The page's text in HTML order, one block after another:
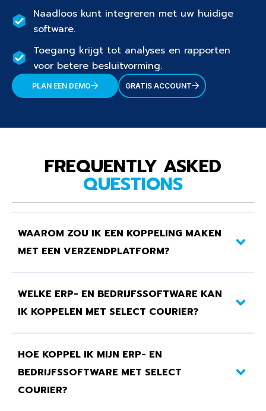
Naadloos kunt integreren met uw huidige
software.
Toegang krijgt tot analyses en rapporten
voor betere besluitvorming.
PLAN EEN DEMO GRATIS ACCOUNT
FREQUENTLY ASKED
QUESTIONS
WAAROM ZOU IK EEN KOPPELING MAKEN
MET EEN VERZENDPLATFORM?
WELKE ERP- EN BEDRIJFSSOFTWARE KAN
IK KOPPELEN MET SELECT COURIER?
HOE KOPPEL IK MIJN ERP- EN
BEDRIJFSSOFTWARE MET SELECT
COURIER?